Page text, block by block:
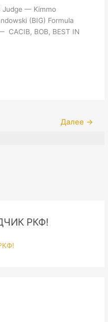
Judge — Kimmo
(BIG) Formula
CACIB, BOB, BEST IN
Далее →
РКФ!